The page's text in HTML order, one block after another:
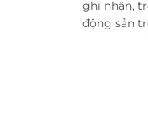
ghi nhận,
động sản